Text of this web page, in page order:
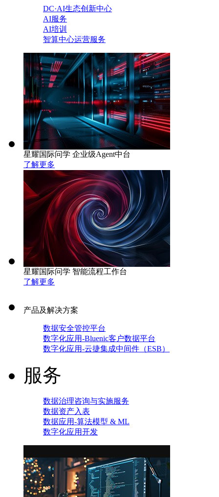
DC·AI生态创新中心
AI服务
AI培训
智算中心运营服务
星耀国际问学 企业级Agent中台
了解更多
星耀国际问学 智能流程工作台
了解更多
产品及解决方案
数据安全管控平台
数字化应用-Bluenic客户数据平台
数字化应用-云捷集成中间件（ESB）
服务
数据治理咨询与实施服务
数据资产入表
数据应用-算法模型 & ML
数字化应用开发